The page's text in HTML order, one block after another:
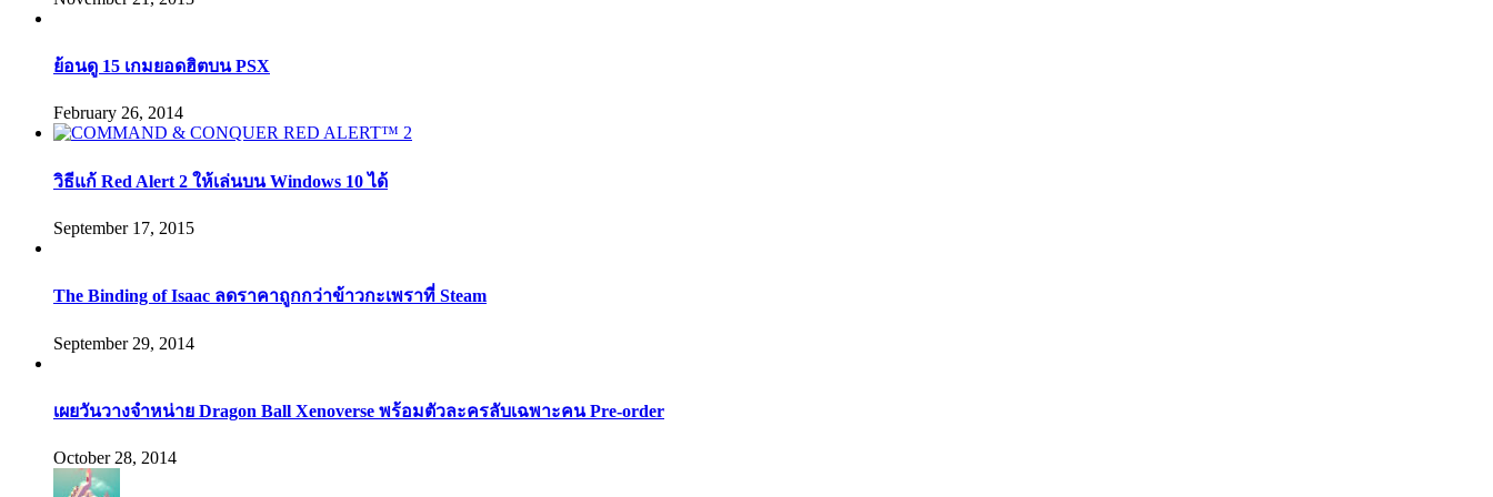
ย้อนดู 15 เกมยอดฮิตบน PSX
February 26, 2014
วิธีแก้ Red Alert 2 ให้เล่นบน Windows 10 ได้
September 17, 2015
The Binding of Isaac ลดราคาถูกกว่าข้าวกะเพราที่ Steam
September 29, 2014
เผยวันวางจำหน่าย Dragon Ball Xenoverse พร้อมตัวละครลับเฉพาะคน Pre-order
October 28, 2014